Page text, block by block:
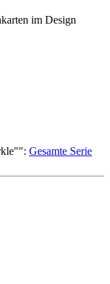
im Design
": Gesamte Serie